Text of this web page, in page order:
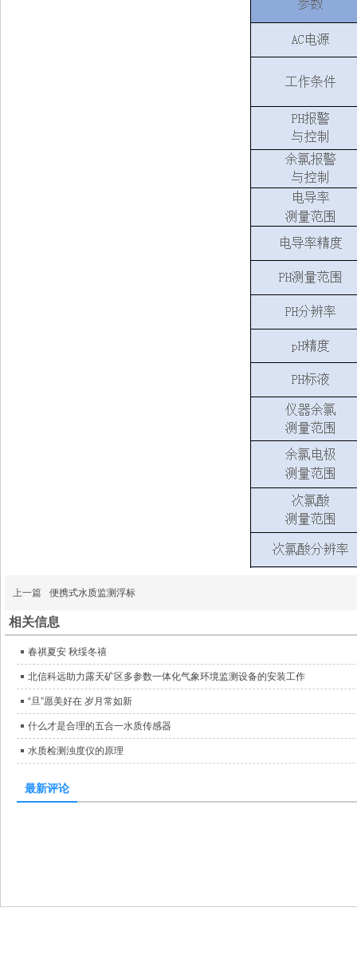
上一篇 便携式水质监测浮标
相关信息
春祺夏安 秋绥冬禧
北信科远助力露天矿区多参数一体化气象环境监测设备的安装工作
“旦”愿美好在 岁月常如新
什么才是合理的五合一水质传感器
水质检测浊度仪的原理
最新评论